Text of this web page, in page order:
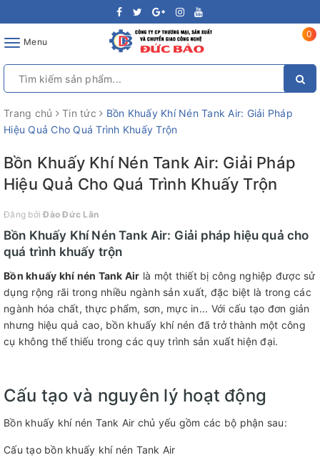
ToggleMenu
0
Trang chủ Tin tức
Bồn Khuấy Khí Nén Tank Air: Giải Pháp
Hiệu Quả Cho Quá Trình Khuấy Trộn
Bồn Khuấy Khí Nén Tank Air: Giải Pháp
Hiệu Quả Cho Quá Trình Khuấy Trộn
Đăng bởiĐào Đức Lân
Bồn Khuấy Khí Nén Tank Air: Giải pháp hiệu quả cho
quá trình khuấy trộn
Bồn khuấy khí nén Tank Air là một thiết bị công nghiệp được sử
dụng rộng rãi trong nhiều ngành sản xuất, đặc biệt là trong các
ngành hóa chất, thực phẩm, sơn, mực in... Với cấu tạo đơn giản
nhưng hiệu quả cao, bồn khuấy khí nén đã trở thành một công
cụ không thể thiếu trong các quy trình sản xuất hiện đại.
Cấu tạo và nguyên lý hoạt động
Bồn khuấy khí nén Tank Air chủ yếu gồm các bộ phận sau:
Cấu tạo bồn khuấy khí nén Tank Air